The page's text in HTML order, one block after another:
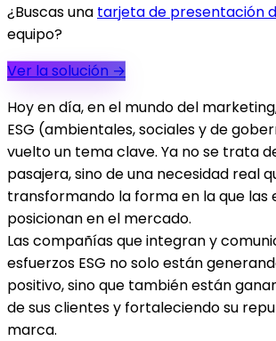
¿Buscas una tarjeta de presentación
equipo?
Ver la solución →
Hoy en día, en el mundo del
ESG (ambientales, sociales y de
vuelto un tema clave. Ya no se trata
pasajera, sino de una necesidad real
transformando la forma en la que las
posicionan en el mercado.
Las compañías que integran y
esfuerzos ESG no solo están
positivo, sino que también están
de sus clientes y fortaleciendo su
marca.